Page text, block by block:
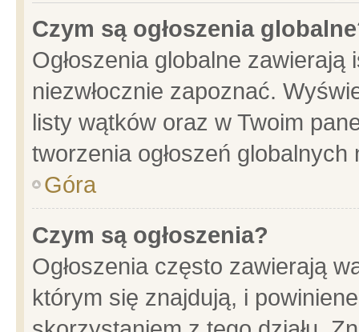
Czym są ogłoszenia
Ogłoszenia globalne
niezwłocznie zapoznać.
listy wątków oraz w Twoim
tworzenia ogłoszeń
Góra
Czym są ogłoszenia?
Ogłoszenia często zawierają
którym się znajdują, i